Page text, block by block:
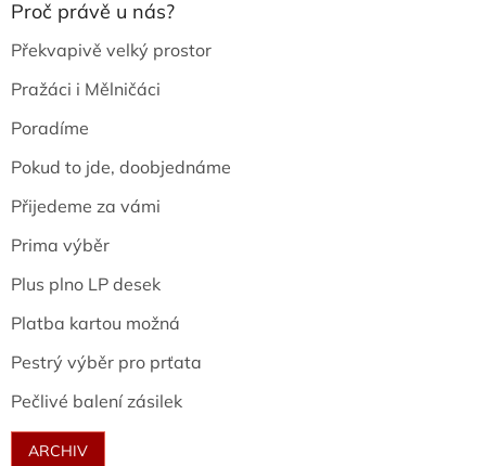
Proč právě u nás?
Překvapivě velký prostor
Pražáci i Mělničáci
Poradíme
Pokud to jde, doobjednáme
Přijedeme za vámi
Prima výběr
Plus plno LP desek
Platba kartou možná
Pestrý výběr pro prťata
Pečlivé balení zásilek
ARCHIV